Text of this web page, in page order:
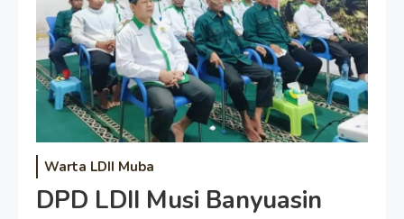
Warta LDII Muba
DPD LDII Musi Banyuasin